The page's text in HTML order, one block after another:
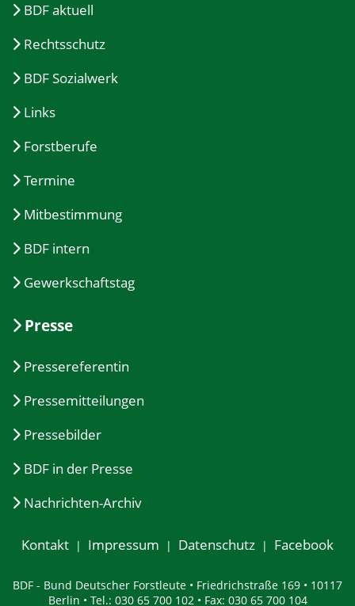
BDF aktuell
Rechtsschutz
BDF Sozialwerk
Links
Forstberufe
Termine
Mitbestimmung
BDF intern
Gewerkschaftstag
Presse
Pressereferentin
Pressemitteilungen
Pressebilder
BDF in der Presse
Nachrichten-Archiv
Kontakt Impressum Datenschutz Facebook
BDF - Bund Deutscher Forstleute • Friedrichstraße 169 • 10117
Berlin • Tel.: 030 65 700 102 • Fax: 030 65 700 104